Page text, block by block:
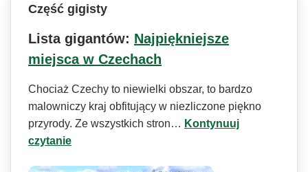
Część gigisty
Lista gigantów: Najpiękniejsze
miejsca w Czechach
Chociaż Czechy to niewielki obszar, to bardzo
malowniczy kraj obfitujący w niezliczone piękno
przyrody. Ze wszystkich stron… Kontynuuj
czytanie